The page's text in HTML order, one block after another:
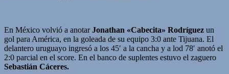
En México volvió a anotarJonathan «Cabecita» Rodríguez un
gol para América, en la goleada de su equipo 3:0 ante Tijuana. El
delantero uruguayo ingresó a los 45′ a la cancha y a lod 78′ anotó el
2:0 parcial en el score. En el banco de suplentes estuvo el zaguero
Sebastián Cáceres.